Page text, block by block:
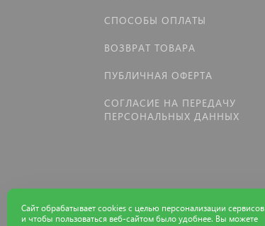
СПОСОБЫ ОПЛАТЫ
ВОЗВРАТ ТОВАРА
ПУБЛИЧНАЯ ОФЕРТА
СОГЛАСИЕ НА ПЕРЕДАЧУ
ПЕРСОНАЛЬНЫХ ДАННЫХ
Сайт обрабатывает cookies с целью персонализации сервисов
и чтобы пользоваться веб-сайтом было удобнее. Вы можете